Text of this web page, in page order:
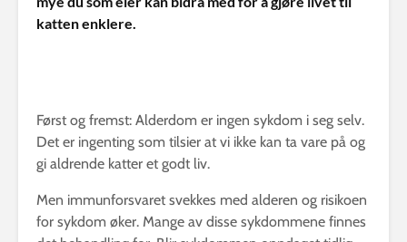
katten enklere.
Først og fremst: Alderdom er ingen sykdom i seg selv.
Det er ingenting som tilsier at vi ikke kan ta vare på og
gi aldrende katter et godt liv.
Men immunforsvaret svekkes med alderen og risikoen
for sykdom øker. Mange av disse sykdommene finnes